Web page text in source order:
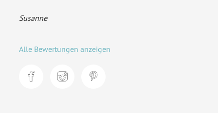
Susanne
Alle Bewertungen anzeigen